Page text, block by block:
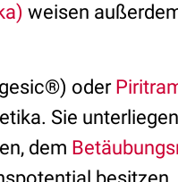
weisen
oder
Sie
dem